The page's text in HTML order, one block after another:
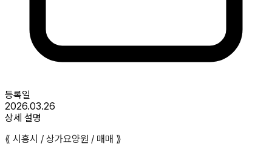
등록일
2026.03.26
상세 설명
⟪ 시흥시 / 상가요양원 / 매매 ⟫